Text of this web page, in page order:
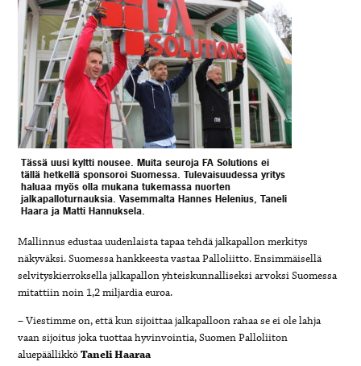
Tässä uusi kyltti nousee. Muita seuroja FA Solutions ei
tällä hetkellä sponsoroi Suomessa. Tulevaisuudessa yritys
haluaa myös olla mukana tukemassa nuorten
jalkapalloturnauksia. Vasemmalta Hannes Helenius, Taneli
Haara ja Matti Hannuksela.
Mallinnus edustaa uudenlaista tapaa tehdä jalkapallon merkitys
näkyväksi. Suomessa hankkeesta vastaa Palloliitto. Ensimmäisellä
selvityskierroksella jalkapallon yhteiskunnalliseksi arvoksi Suomessa
mitattiin noin 1,2 miljardia euroa.
– Viestimme on, että kun sijoittaa jalkapalloon rahaa se ei ole lahja
vaan sijoitus joka tuottaa hyvinvointia, Suomen Palloliiton
aluepäällikköTaneli Haaraa